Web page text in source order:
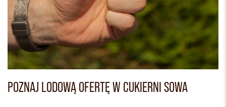
POZNAJ LODOWĄ OFERTĘ W CUKIERNI SOWA